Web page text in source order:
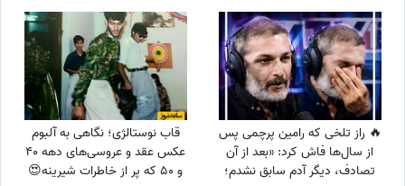
دیدن داره
🔥 راز تلخی که رامین پرچمی پس
از سال‌ها فاش کرد: «بعد از آن
تصادف، دیگر آدم سابق نشدم؛
قاب نوستالژی؛ نگاهی به آلبوم
عکس عقد و عروسی‌های دهه 40
و 50 که پر از خاطرات شیرینه😍